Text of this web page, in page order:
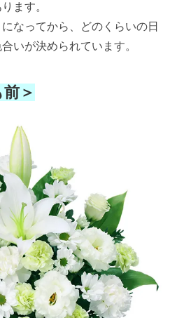
ます。
なってから、どのくらいの日
いが決められています。
＞